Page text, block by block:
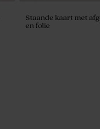
Staande kaart met
en folie